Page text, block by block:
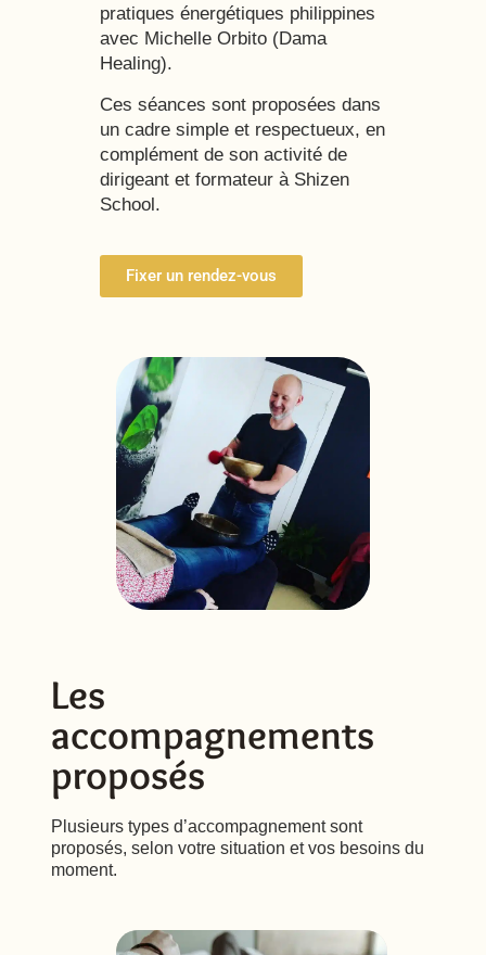
pratiques énergétiques philippines
avec Michelle Orbito (Dama
Healing).
Ces séances sont proposées dans
un cadre simple et respectueux, en
complément de son activité de
dirigeant et formateur à Shizen
School.
Fixer un rendez-vous
Les
accompagnements
proposés
Plusieurs types d’accompagnement sont
proposés, selon votre situation et vos besoins du
moment.